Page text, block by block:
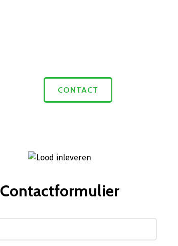
CONTACT
Contactformulier